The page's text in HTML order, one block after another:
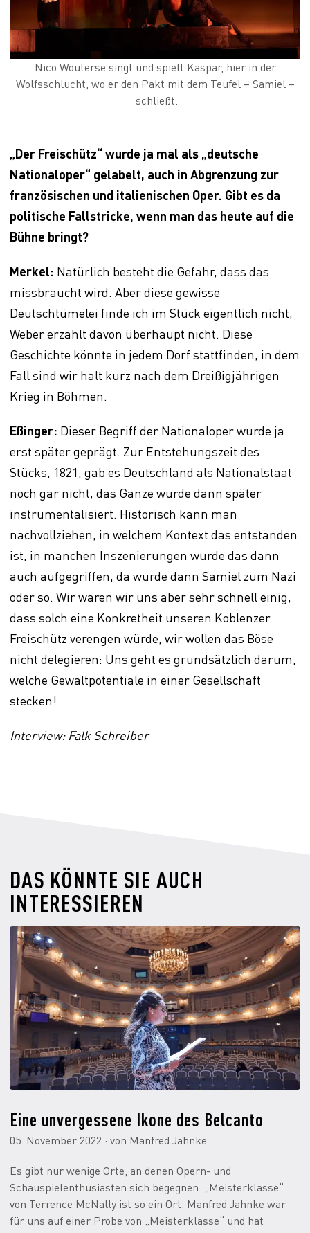
Nico Wouterse singt und spielt Kaspar, hier in der
Wolfsschlucht, wo er den Pakt mit dem Teufel – Samiel –
schließt.
„Der Freischütz“ wurde ja mal als „deutsche
Nationaloper“ gelabelt, auch in Abgrenzung zur
französischen und italienischen Oper. Gibt es da
politische Fallstricke, wenn man das heute auf die
Bühne bringt?
Merkel: Natürlich besteht die Gefahr, dass das
missbraucht wird. Aber diese gewisse
Deutschtümelei finde ich im Stück eigentlich nicht,
Weber erzählt davon überhaupt nicht. Diese
Geschichte könnte in jedem Dorf stattfinden, in dem
Fall sind wir halt kurz nach dem Dreißigjährigen
Krieg in Böhmen.
Eßinger: Dieser Begriff der Nationaloper wurde ja
erst später geprägt. Zur Entstehungszeit des
Stücks, 1821, gab es Deutschland als Nationalstaat
noch gar nicht, das Ganze wurde dann später
instrumentalisiert. Historisch kann man
nachvollziehen, in welchem Kontext das entstanden
ist, in manchen Inszenierungen wurde das dann
auch aufgegriffen, da wurde dann Samiel zum Nazi
oder so. Wir waren wir uns aber sehr schnell einig,
dass solch eine Konkretheit unseren Koblenzer
Freischütz verengen würde, wir wollen das Böse
nicht delegieren: Uns geht es grundsätzlich darum,
welche Gewaltpotentiale in einer Gesellschaft
stecken!
Interview: Falk Schreiber
DAS KÖNNTE SIE AUCH
INTERESSIEREN
Eine unvergessene Ikone des Belcanto
05. November 2022 · von Manfred Jahnke
Es gibt nur wenige Orte, an denen Opern- und
Schauspielenthusiasten sich begegnen. „Meisterklasse“
von Terrence McNally ist so ein Ort. Manfred Jahnke war
für uns auf einer Probe von „Meisterklasse“ und hat